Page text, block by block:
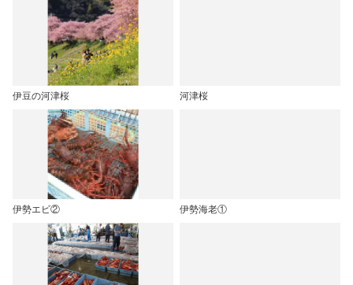
伊豆の河津桜 河津桜
伊勢エビ② 伊勢海老①